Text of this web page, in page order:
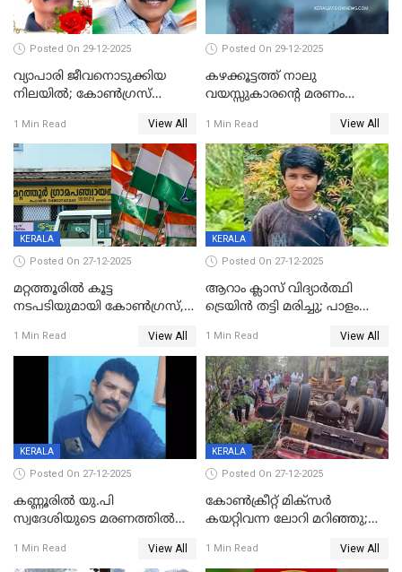
Posted On 29-12-2025
വ്യാപാരി ജീവനൊടുക്കിയ
നിലയില്‍; കോണ്‍ഗ്രസ്
മാനസികപീഡനമെന്ന് കുറിപ്പ്
1 Min Read View All
Posted On 29-12-2025
കഴക്കൂട്ടത്ത് നാലു
വയസ്സുകാരന്റെ മരണം
സുഹൃത്തും പൊലീസ്
കസ്റ്റഡിയിൽ
1 Min Read View All
KERALA
Posted On 27-12-2025
മറ്റത്തൂരിൽ കൂട്ട
നടപടിയുമായി കോണ്‍ഗ്രസ്,
എട്ട് പേര്‍ ഉള്‍പ്പെടെ
പത്തുപേരെ പുറത്താക്കി,
ചൊവ്വന്നൂരിലും നടപടി
1 Min Read View All
KERALA
Posted On 27-12-2025
ആറാം ക്ലാസ് വിദ്യാർത്ഥി
ട്രെയിൻ തട്ടി മരിച്ചു; പാളം
അപകടം മലപ്പുറത്ത്
1 Min Read View All
KERALA
Posted On 27-12-2025
കണ്ണൂരിൽ യു.പി
സ്വദേശിയുടെ മരണത്തിൽ
കേസ്; തർക്കമുണ്ടായത്
1 Min Read View All
KERALA
Posted On 27-12-2025
കോണ്‍ക്രീറ്റ് മിക്‌സര്‍
കയറ്റിവന്ന ലോറി മറിഞ്ഞു;
അപകടം കണ്ണൂരിൽ
1 Min Read View All